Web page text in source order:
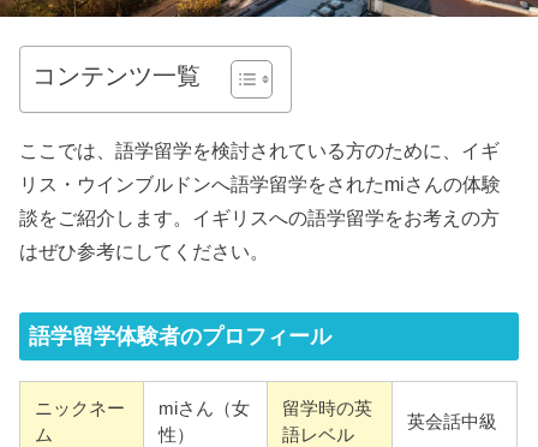
コンテンツ一覧
ここでは、語学留学を検討されている方のために、イギ
リス・ウインブルドンへ語学留学をされたmiさんの体験
談をご紹介します。イギリスへの語学留学をお考えの方
はぜひ参考にしてください。
語学留学体験者のプロフィール
ニックネー
ム
miさん（女
性）
留学時の英
語レベル
英会話中級